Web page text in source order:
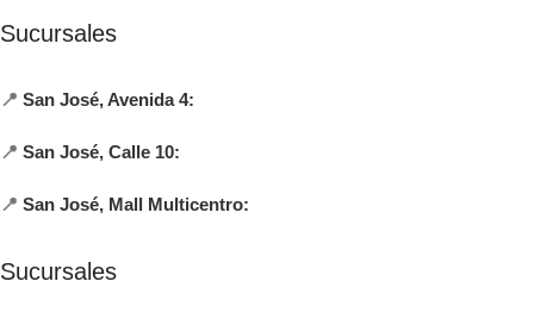
Sucursales
📍 San José, Avenida 4:
📍 San José, Calle 10:
📍 San José, Mall Multicentro:
Sucursales